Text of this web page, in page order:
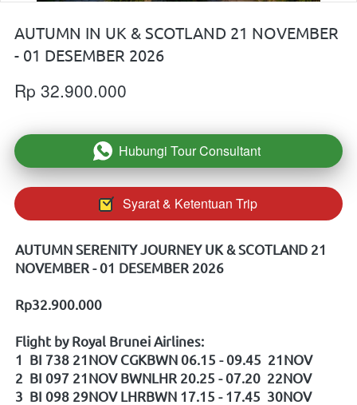
AUTUMN IN UK & SCOTLAND 21 NOVEMBER
- 01 DESEMBER 2026
Rp 32.900.000
` Hubungi Tour Consultant
` Syarat & Ketentuan Trip
AUTUMN SERENITY JOURNEY UK & SCOTLAND 21
NOVEMBER - 01 DESEMBER 2026
Rp32.900.000
Flight by Royal Brunei Airlines:
1  BI 738 21NOV CGKBWN 06.15 - 09.45  21NOV
2  BI 097 21NOV BWNLHR 20.25 - 07.20  22NOV
3  BI 098 29NOV LHRBWN 17.15 - 17.45  30NOV